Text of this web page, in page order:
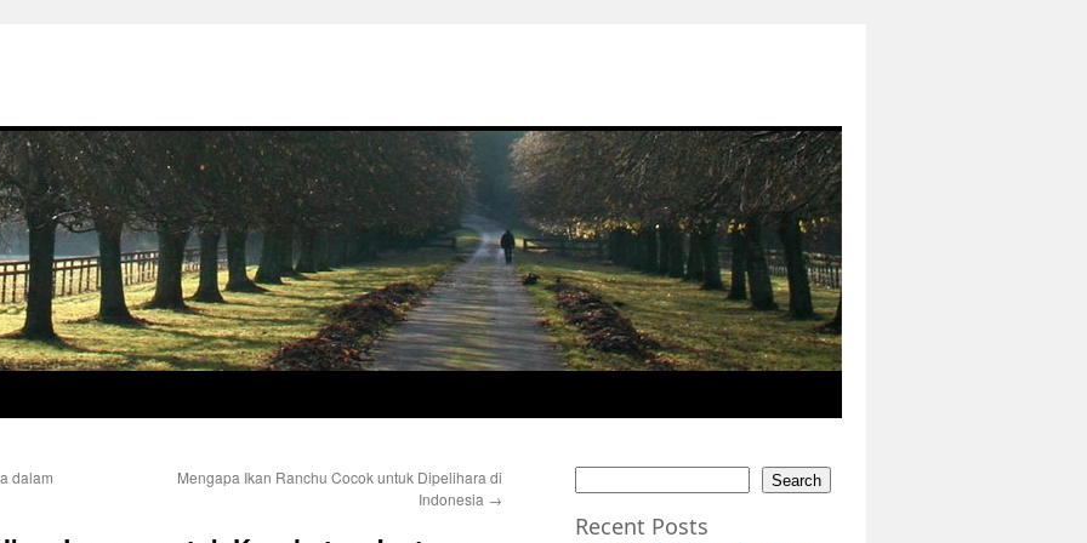
dalam
Mengapa Ikan Ranchu Cocok untuk Dipelihara di
Indonesia →
Search
Recent Posts